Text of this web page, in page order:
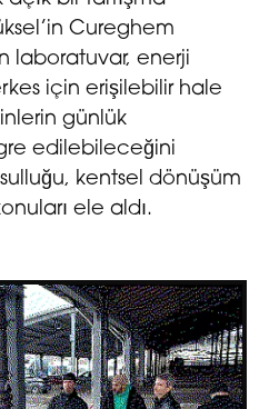
Cureghem
laboratuvar, enerji
için erişilebilir hale
günlük
edilebileceğini
kentsel dönüşüm
ele aldı.